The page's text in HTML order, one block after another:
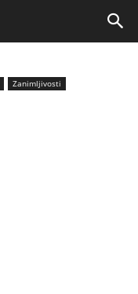
Zanimljivosti